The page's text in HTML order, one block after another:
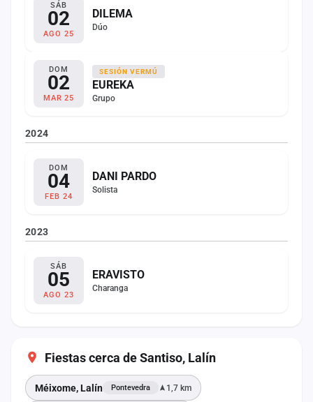
SÁB
02
AGO 25
DILEMA
Dúo
DOM
02
MAR 25
SESIÓN VERMÚ
EUREKA
Grupo
2024
DOM
04
FEB 24
DANI PARDO
Solista
2023
SÁB
05
AGO 23
ERAVISTO
Charanga
Fiestas cerca de Santiso, Lalín
Méixome, Lalín Pontevedra 1,7 km